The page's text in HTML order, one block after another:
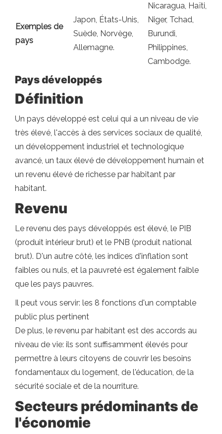
Exemples de
pays
Japon, États-Unis,
Suède, Norvège,
Allemagne.
Nicaragua, Haïti,
Niger, Tchad,
Burundi,
Philippines,
Cambodge.
Pays développés
Définition
Un pays développé est celui qui a un niveau de vie
très élevé, l'accès à des services sociaux de qualité,
un développement industriel et technologique
avancé, un taux élevé de développement humain et
un revenu élevé de richesse par habitant par
habitant.
Revenu
Le revenu des pays développés est élevé, le PIB
(produit intérieur brut) et le PNB (produit national
brut). D'un autre côté, les indices d'inflation sont
faibles ou nuls, et la pauvreté est également faible
que les pays pauvres.
Il peut vous servir: les 8 fonctions d'un comptable
public plus pertinent
De plus, le revenu par habitant est des accords au
niveau de vie: ils sont suffisamment élevés pour
permettre à leurs citoyens de couvrir les besoins
fondamentaux du logement, de l'éducation, de la
sécurité sociale et de la nourriture.
Secteurs prédominants de
l'économie